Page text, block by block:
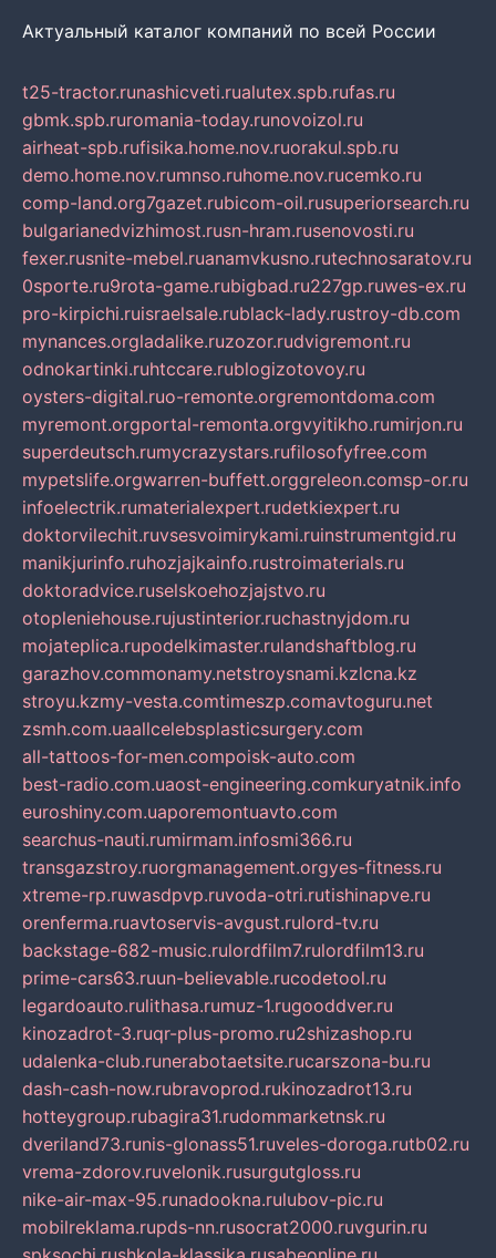
Актуальный каталог компаний по всей России
t25-tractor.runashicveti.rualutex.spb.rufas.ru
gbmk.spb.ruromania-today.runovoizol.ru
airheat-spb.rufisika.home.nov.ruorakul.spb.ru
demo.home.nov.rumnso.ruhome.nov.rucemko.ru
comp-land.org7gazet.rubicom-oil.rusuperiorsearch.ru
bulgarianedvizhimost.rusn-hram.rusenovosti.ru
fexer.rusnite-mebel.ruanamvkusno.rutechnosaratov.ru
0sporte.ru9rota-game.rubigbad.ru227gp.ruwes-ex.ru
pro-kirpichi.ruisraelsale.rublack-lady.rustroy-db.com
mynances.orgladalike.ruzozor.rudvigremont.ru
odnokartinki.ruhtccare.rublogizotovoy.ru
oysters-digital.ruo-remonte.orgremontdoma.com
myremont.orgportal-remonta.orgvyitikho.rumirjon.ru
superdeutsch.rumycrazystars.rufilosofyfree.com
mypetslife.orgwarren-buffett.orggreleon.comsp-or.ru
infoelectrik.rumaterialexpert.rudetkiexpert.ru
doktorvilechit.ruvsesvoimirykami.ruinstrumentgid.ru
manikjurinfo.ruhozjajkainfo.rustroimaterials.ru
doktoradvice.ruselskoehozjajstvo.ru
otopleniehouse.rujustinterior.ruchastnyjdom.ru
mojateplica.rupodelkimaster.rulandshaftblog.ru
garazhov.commonamy.netstroysnami.kzlcna.kz
stroyu.kzmy-vesta.comtimeszp.comavtoguru.net
zsmh.com.uaallcelebsplasticsurgery.com
all-tattoos-for-men.compoisk-auto.com
best-radio.com.uaost-engineering.comkuryatnik.info
euroshiny.com.uaporemontuavto.com
searchus-nauti.rumirmam.infosmi366.ru
transgazstroy.ruorgmanagement.orgyes-fitness.ru
xtreme-rp.ruwasdpvp.ruvoda-otri.rutishinapve.ru
orenferma.ruavtoservis-avgust.rulord-tv.ru
backstage-682-music.rulordfilm7.rulordfilm13.ru
prime-cars63.ruun-believable.rucodetool.ru
legardoauto.rulithasa.rumuz-1.rugooddver.ru
kinozadrot-3.ruqr-plus-promo.ru2shizashop.ru
udalenka-club.runerabotaetsite.rucarszona-bu.ru
dash-cash-now.rubravoprod.rukinozadrot13.ru
hotteygroup.rubagira31.rudommarketnsk.ru
dveriland73.runis-glonass51.ruveles-doroga.rutb02.ru
vrema-zdorov.ruvelonik.rusurgutgloss.ru
nike-air-max-95.runadookna.rulubov-pic.ru
mobilreklama.rupds-nn.rusocrat2000.ruvgurin.ru